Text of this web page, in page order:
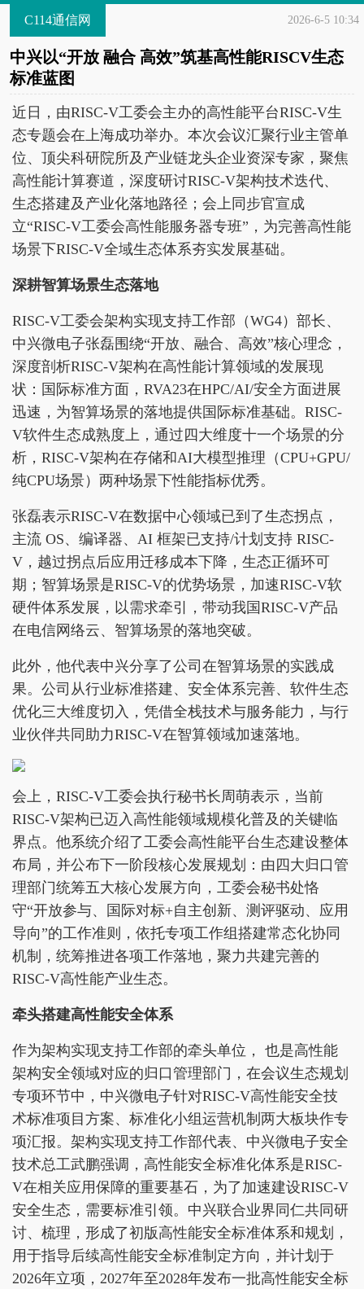
C114通信网 2026-6-5 10:34
中兴以“开放 融合 高效”筑基高性能RISCV生态
标准蓝图
近日，由RISC-V工委会主办的高性能平台RISC-V生
态专题会在上海成功举办。本次会议汇聚行业主管单
位、顶尖科研院所及产业链龙头企业资深专家，聚焦
高性能计算赛道，深度研讨RISC-V架构技术迭代、
生态搭建及产业化落地路径；会上同步官宣成
立“RISC-V工委会高性能服务器专班”，为完善高性能
场景下RISC-V全域生态体系夯实发展基础。
深耕智算场景生态落地
RISC-V工委会架构实现支持工作部（WG4）部长、
中兴微电子张磊围绕“开放、融合、高效”核心理念，
深度剖析RISC-V架构在高性能计算领域的发展现
状：国际标准方面，RVA23在HPC/AI/安全方面进展
迅速，为智算场景的落地提供国际标准基础。RISC-
V软件生态成熟度上，通过四大维度十一个场景的分
析，RISC-V架构在存储和AI大模型推理（CPU+GPU/
纯CPU场景）两种场景下性能指标优秀。
张磊表示RISC-V在数据中心领域已到了生态拐点，
主流 OS、编译器、AI 框架已支持/计划支持 RISC-
V，越过拐点后应用迁移成本下降，生态正循环可
期；智算场景是RISC-V的优势场景，加速RISC-V软
硬件体系发展，以需求牵引，带动我国RISC-V产品
在电信网络云、智算场景的落地突破。
此外，他代表中兴分享了公司在智算场景的实践成
果。公司从行业标准搭建、安全体系完善、软件生态
优化三大维度切入，凭借全栈技术与服务能力，与行
业伙伴共同助力RISC-V在智算领域加速落地。
会上，RISC-V工委会执行秘书长周萌表示，当前
RISC-V架构已迈入高性能领域规模化普及的关键临
界点。他系统介绍了工委会高性能平台生态建设整体
布局，并公布下一阶段核心发展规划：由四大归口管
理部门统筹五大核心发展方向，工委会秘书处恪
守“开放参与、国际对标+自主创新、测评驱动、应用
导向”的工作准则，依托专项工作组搭建常态化协同
机制，统筹推进各项工作落地，聚力共建完善的
RISC-V高性能产业生态。
牵头搭建高性能安全体系
作为架构实现支持工作部的牵头单位， 也是高性能
架构安全领域对应的归口管理部门，在会议生态规划
专项环节中，中兴微电子针对RISC-V高性能安全技
术标准项目方案、标准化小组运营机制两大板块作专
项汇报。架构实现支持工作部代表、中兴微电子安全
技术总工武鹏强调，高性能安全标准化体系是RISC-
V在相关应用保障的重要基石，为了加速建设RISC-V
安全生态，需要标准引领。中兴联合业界同仁共同研
讨、梳理，形成了初版高性能安全标准体系和规划，
用于指导后续高性能安全标准制定方向，并计划于
2026年立项，2027年至2028年发布一批高性能安全标